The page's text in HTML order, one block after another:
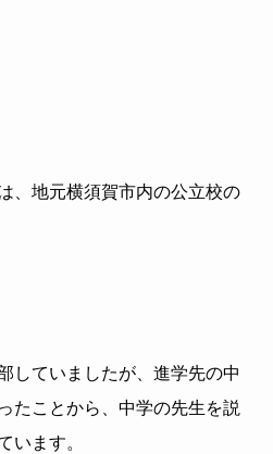
、地元横須賀市内の公立校の
していましたが、進学先の中
たことから、中学の先生を説
います。